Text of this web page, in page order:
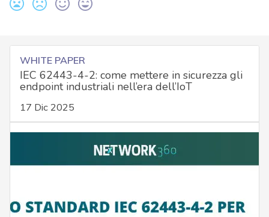
WHITE PAPER
IEC 62443-4-2: come mettere in sicurezza gli
endpoint industriali nell’era dell’IoT
17 Dic 2025